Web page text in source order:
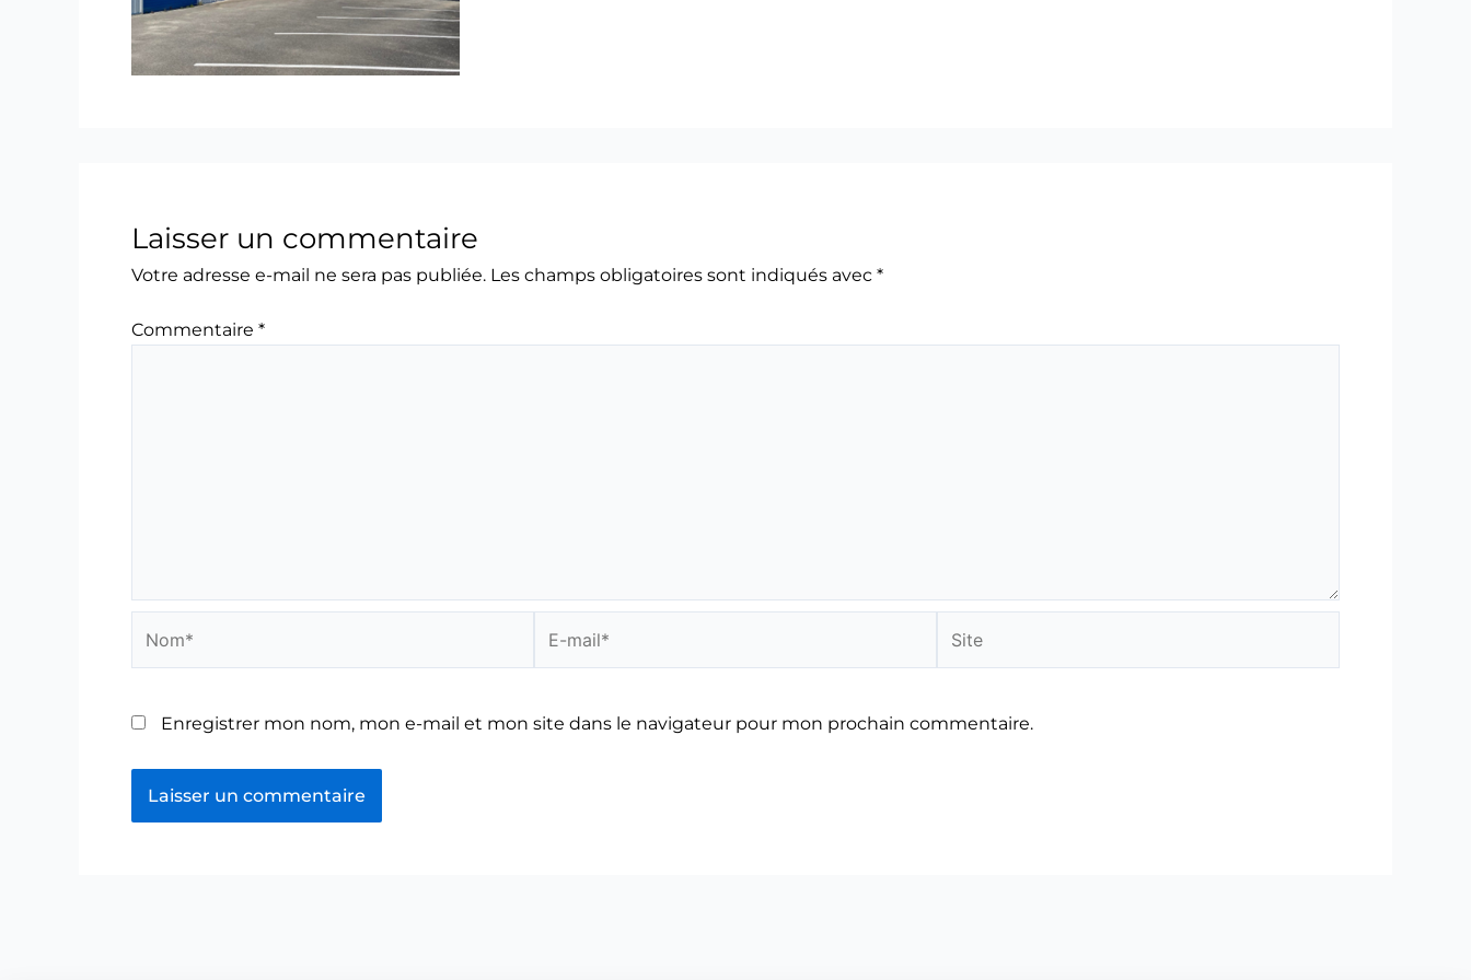
Laisser un commentaire
Votre adresse e-mail ne sera pas publiée. Les champs obligatoires sont indiqués avec *
Commentaire *
mail*
Enregistrer mon nom, mon e-mail et mon site dans le navigateur pour mon prochain commentaire.